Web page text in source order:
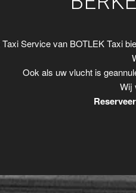
Service van BOTLEK Taxi
Ook als uw vlucht is
Wij